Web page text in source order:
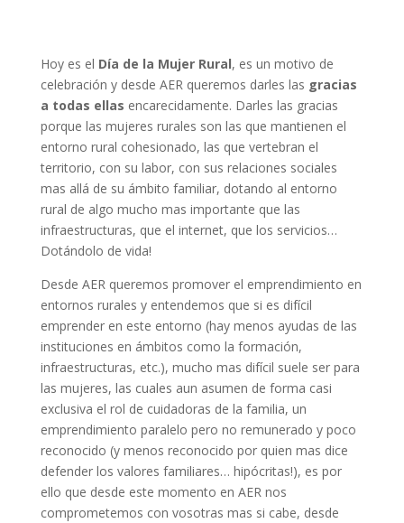
Hoy es el Día de la Mujer Rural, es un motivo de
celebración y desde AER queremos darles las gracias
a todas ellas encarecidamente. Darles las gracias
porque las mujeres rurales son las que mantienen el
entorno rural cohesionado, las que vertebran el
territorio, con su labor, con sus relaciones sociales
mas allá de su ámbito familiar, dotando al entorno
rural de algo mucho mas importante que las
infraestructuras, que el internet, que los servicios…
Dotándolo de vida!
Desde AER queremos promover el emprendimiento en
entornos rurales y entendemos que si es difícil
emprender en este entorno (hay menos ayudas de las
instituciones en ámbitos como la formación,
infraestructuras, etc.), mucho mas difícil suele ser para
las mujeres, las cuales aun asumen de forma casi
exclusiva el rol de cuidadoras de la familia, un
emprendimiento paralelo pero no remunerado y poco
reconocido (y menos reconocido por quien mas dice
defender los valores familiares… hipócritas!), es por
ello que desde este momento en AER nos
comprometemos con vosotras mas si cabe, desde